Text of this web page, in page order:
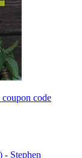
- Stephen